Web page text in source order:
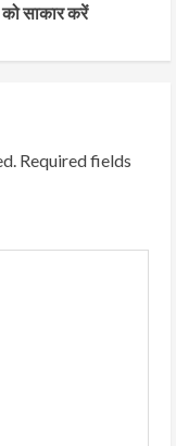
साकार करें
Required fields